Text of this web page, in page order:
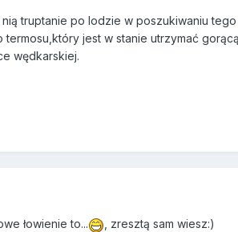
truptanie po lodzie w poszukiwaniu
jest w stanie utrzymać
wędkarskiej.
łowienie to...
, zresztą sam wiesz:)